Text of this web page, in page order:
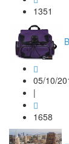
1351
05/10/
|
1658